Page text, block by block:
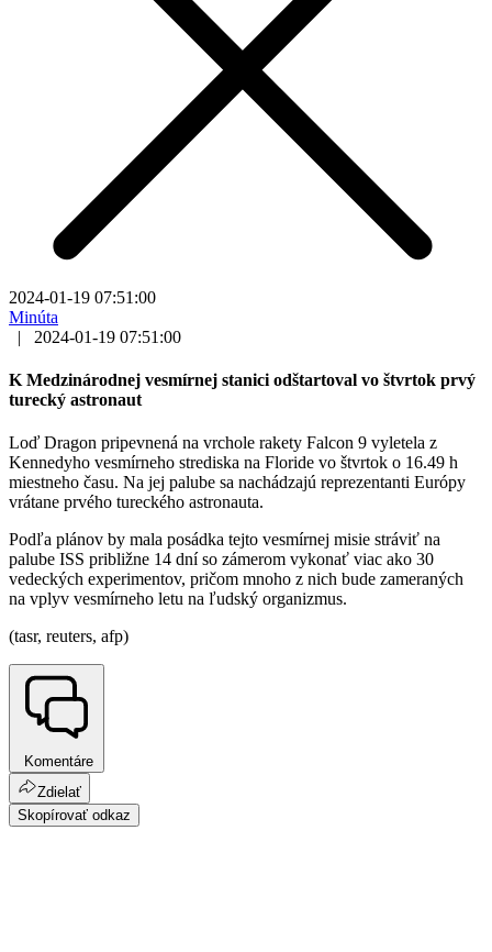
2024-01-19 07:51:00
Minúta
|
2024-01-19 07:51:00
K Medzinárodnej vesmírnej stanici odštartoval vo štvrtok prvý
turecký astronaut
Loď Dragon pripevnená na vrchole rakety Falcon 9 vyletela z
Kennedyho vesmírneho strediska na Floride vo štvrtok o 16.49 h
miestneho času. Na jej palube sa nachádzajú reprezentanti Európy
vrátane prvého tureckého astronauta.
Podľa plánov by mala posádka tejto vesmírnej misie stráviť na
palube ISS približne 14 dní so zámerom vykonať viac ako 30
vedeckých experimentov, pričom mnoho z nich bude zameraných
na vplyv vesmírneho letu na ľudský organizmus.
(tasr, reuters, afp)
Komentáre
Zdielať
Skopírovať odkaz